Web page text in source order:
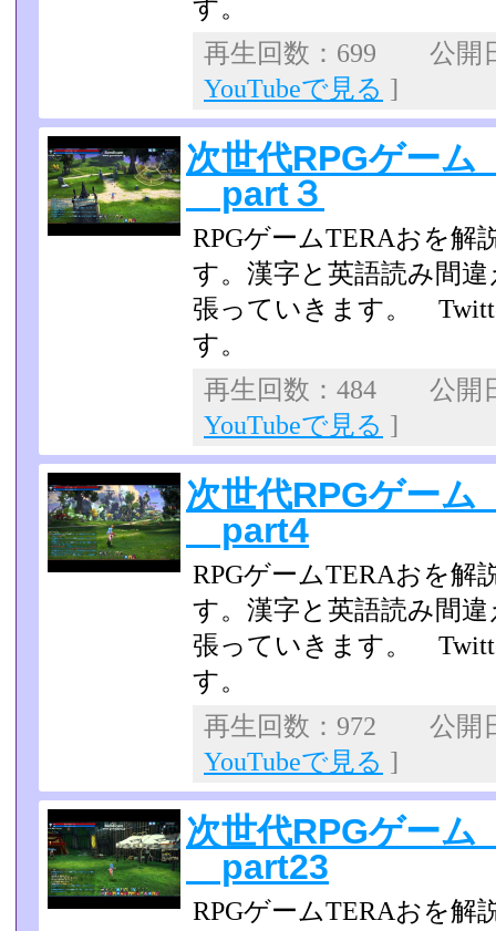
す。
再生回数：699 公開
YouTubeで見る ]
次世代RPGゲー
part３
RPGゲームTERAおを解
す。漢字と英語読み間
張っていきます。
す。
再生回数：484 公開
YouTubeで見る ]
次世代RPGゲー
part4
RPGゲームTERAおを解
す。漢字と英語読み間
張っていきます。
す。
再生回数：972 公開
YouTubeで見る ]
次世代RPGゲー
part23
RPGゲームTERAおを解